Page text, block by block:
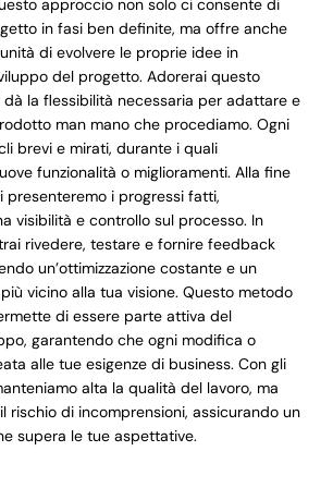
approccio non solo ci consente di
in fasi ben definite, ma offre anche
di evolvere le proprie idee in
del progetto. Adorerai questo
la flessibilità necessaria per adattare e
man mano che procediamo. Ogni
brevi e mirati, durante i quali
funzionalità o miglioramenti. Alla fine
presenteremo i progressi fatti,
visibilità e controllo sul processo. In
rivedere, testare e fornire feedback
un’ottimizzazione costante e un
vicino alla tua visione. Questo metodo
di essere parte attiva del
garantendo che ogni modifica o
alle tue esigenze di business. Con gli
alta la qualità del lavoro, ma
rischio di incomprensioni, assicurando un
supera le tue aspettative.